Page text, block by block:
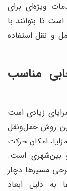
ویژه‌ای برای
تا بتوانند با
و نقل استفاده
مناسب
زیادی است
روش حمل‌ونقل
امکان حرکت
بین‌شهری است.
مسیرها دچار
دلیل ابعاد